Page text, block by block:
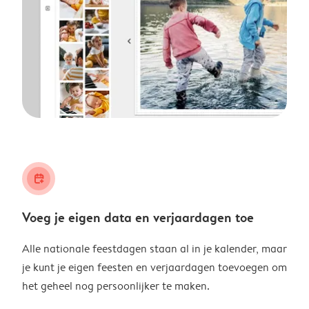
calendar_plus
Voeg je eigen data en verjaardagen toe
Alle nationale feestdagen staan al in je kalender, maar
je kunt je eigen feesten en verjaardagen toevoegen om
het geheel nog persoonlijker te maken.